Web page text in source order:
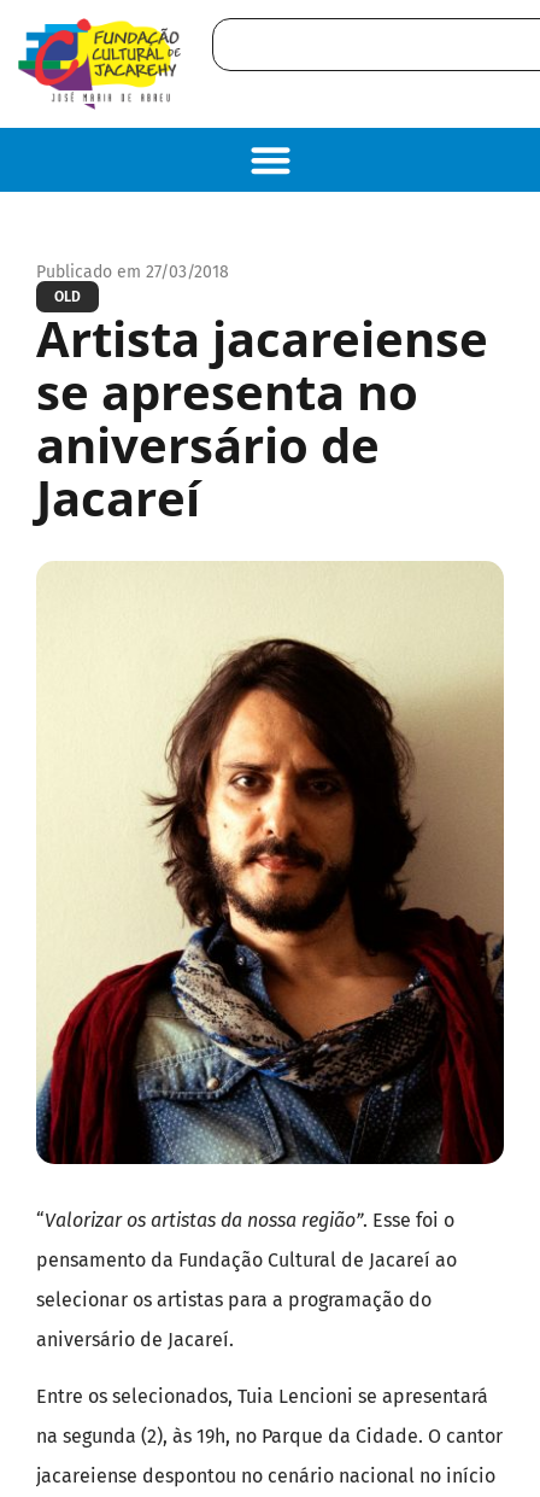
Publicado em 27/03/2018
OLD
Artista jacareiense
se apresenta no
aniversário de
Jacareí
“Valorizar os artistas da nossa região”. Esse foi o
pensamento da Fundação Cultural de Jacareí ao
selecionar os artistas para a programação do
aniversário de Jacareí.
Entre os selecionados, Tuia Lencioni se apresentará
na segunda (2), às 19h, no Parque da Cidade. O cantor
jacareiense despontou no cenário nacional no início